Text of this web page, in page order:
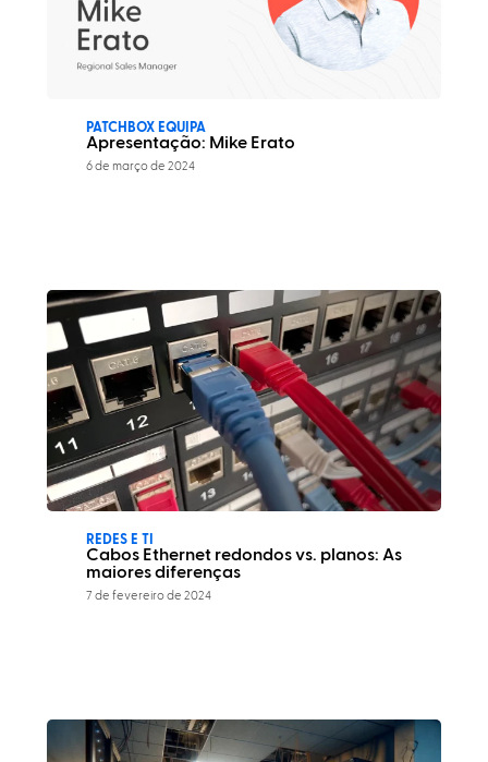
PATCHBOX EQUIPA
Apresentação: Mike Erato
6 de março de 2024
REDES E TI
Cabos Ethernet redondos vs. planos: As
maiores diferenças
7 de fevereiro de 2024